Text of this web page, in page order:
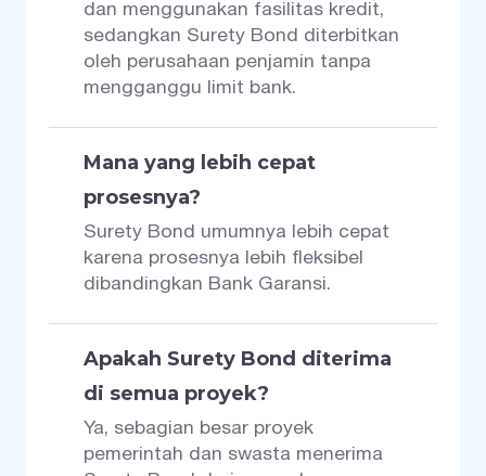
dan menggunakan fasilitas kredit,
sedangkan Surety Bond diterbitkan
oleh perusahaan penjamin tanpa
mengganggu limit bank.
Mana yang lebih cepat
prosesnya?
Surety Bond umumnya lebih cepat
karena prosesnya lebih fleksibel
dibandingkan Bank Garansi.
Apakah Surety Bond diterima
di semua proyek?
Ya, sebagian besar proyek
pemerintah dan swasta menerima